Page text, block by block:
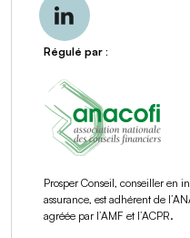
Régulé par :
Prosper Conseil, conseiller en
assurance, est adhérent de
agréée par l’AMF et l’ACPR.